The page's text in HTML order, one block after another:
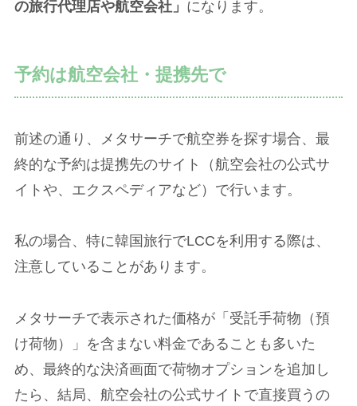
の旅行代理店や航空会社」 になります。
予約は航空会社・提携先で
前述の通り、メタサーチで航空券を探す場合、最
終的な予約は提携先のサイト（航空会社の公式サ
イトや、エクスペディアなど）で行います。
私の場合、特に韓国旅行でLCCを利用する際は、
注意していることがあります。
メタサーチで表示された価格が「受託手荷物（預
け荷物）」を含まない料金であることも多いた
め、最終的な決済画面で荷物オプションを追加し
たら、結局、航空会社の公式サイトで直接買うの